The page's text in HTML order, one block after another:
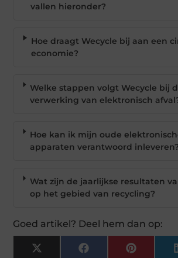
vallen hieronder?
Hoe draagt Wecycle bij aan een
economie?
Welke stappen volgt Wecycle bij
verwerking van elektronisch
Hoe kan ik mijn oude
apparaten verantwoord inleveren?
Wat zijn de jaarlijkse resultaten
op het gebied van recycling?
Goed artikel? Deel hem dan op:
X Facebook Pinterest